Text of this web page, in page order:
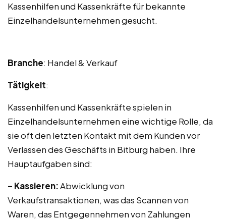
Kassenhilfen und Kassenkräfte für bekannte
Einzelhandelsunternehmen gesucht.
Branche: Handel & Verkauf
Tätigkeit:
Kassenhilfen und Kassenkräfte spielen in
Einzelhandelsunternehmen eine wichtige Rolle, da
sie oft den letzten Kontakt mit dem Kunden vor
Verlassen des Geschäfts in Bitburg haben. Ihre
Hauptaufgaben sind:
– Kassieren:Abwicklung von
Verkaufstransaktionen, was das Scannen von
Waren, das Entgegennehmen von Zahlungen